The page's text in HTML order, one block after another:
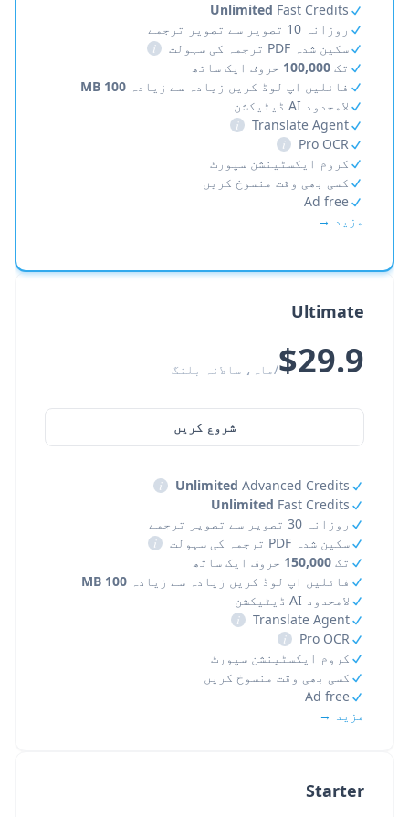
Starter
Unlimited Fast Credits
روزانہ 10 تصویر سے تصویر ترجمے
سکین شدہ PDF ترجمہ کی سہولت
i
تک 100,000 حروف ایک ساتھ
فائلیں اپ لوڈ کریں زیادہ سے زیادہ 100 MB
لامحدود AI ڈیٹیکشن
Translate Agent
i
Pro OCR
i
کروم ایکسٹینشن سپورٹ
کسی بھی وقت منسوخ کریں
Ad free
مزید →
Ultimate
$29.9/ماہ، سالانہ بلنگ
شروع کریں
Unlimited Advanced Credits
i
Unlimited Fast Credits
روزانہ 30 تصویر سے تصویر ترجمے
سکین شدہ PDF ترجمہ کی سہولت
i
تک 150,000 حروف ایک ساتھ
فائلیں اپ لوڈ کریں زیادہ سے زیادہ 100 MB
لامحدود AI ڈیٹیکشن
Translate Agent
i
Pro OCR
i
کروم ایکسٹینشن سپورٹ
کسی بھی وقت منسوخ کریں
Ad free
مزید →